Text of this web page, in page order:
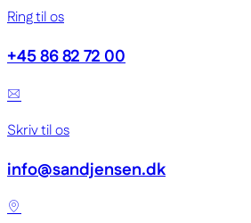
Ring til os
+45 86 82 72 00
Skriv til os
info@sandjensen.dk